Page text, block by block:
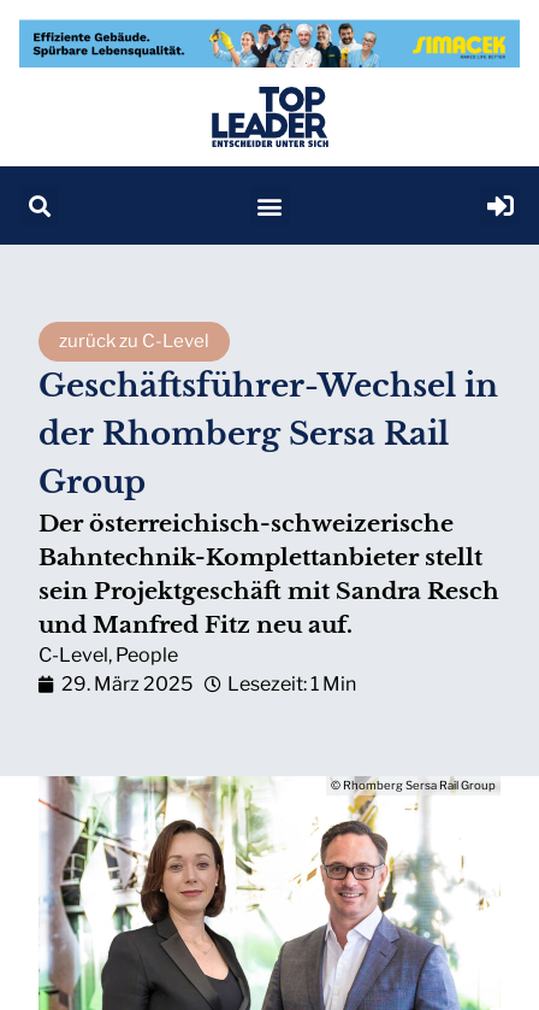
zurück zu C-Level
Geschäftsführer-Wechsel in
der Rhomberg Sersa Rail
Group
Der österreichisch-schweizerische
Bahntechnik-Komplettanbieter stellt
sein Projektgeschäft mit Sandra Resch
und Manfred Fitz neu auf.
C-Level, People
29. März 2025
Lesezeit: 1 Min
© Rhomberg Sersa Rail Group